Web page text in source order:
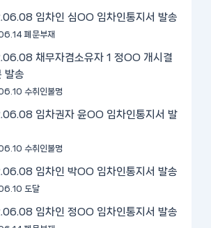
임차인 심OO 임차인통지서 발송
폐문부재
채무자겸소유자 1 정OO 개시결
발송
수취인불명
임차권자 윤OO 임차인통지서 발
수취인불명
임차인 박OO 임차인통지서 발송
도달
임차인 정OO 임차인통지서 발송